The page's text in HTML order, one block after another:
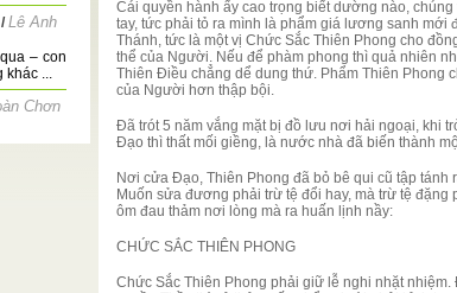
/Lê Anh
– con
khác ...
Chơn
ngày 29
Cái quyền hành ấy cao trọng biết dường nào,
tay, tức phải tỏ ra mình là phẩm giá lương sanh mới
Thánh, tức là một vị Chức Sắc Thiên Phong cho
thể của Người. Nếu để phàm phong thì quả nhiên
Thiên Điều chẳng dể dung thứ. Phẩm Thiên Phong
của Người hơn thập bội.
Đã trót 5 năm vắng mặt bị đồ lưu nơi hải ngoại, khi
Đạo thì thất mối giềng, là nước nhà đã biến thành
Nơi cửa Đạo, Thiên Phong đã bỏ bê qui cũ tập
Muốn sửa đương phải trừ tệ đổi hay, mà trừ tệ
ôm đau thảm nơi lòng mà ra huấn lịnh nầy:
CHỨC SẮC THIÊN PHONG
Chức Sắc Thiên Phong phải giữ lễ nghi nhặt